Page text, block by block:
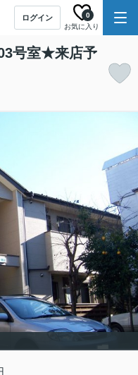
ログイン
お気に入り
0
号室★来店予